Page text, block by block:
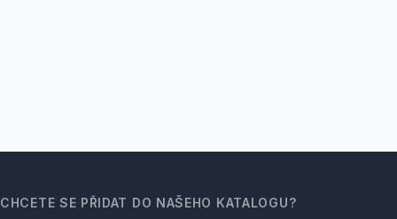
CHCETE SE PŘIDAT DO NAŠEHO KATALOGU?